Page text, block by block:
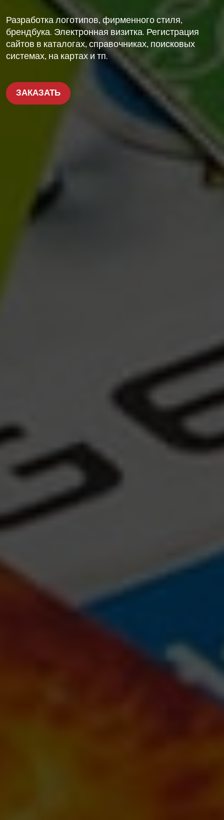
Разработка логотипов, фирменного стиля,
брендбука. Электронная визитка. Регистрация
сайтов в каталогах, справочниках, поисковых
системах, на картах и тп.
ЗАКАЗАТЬ